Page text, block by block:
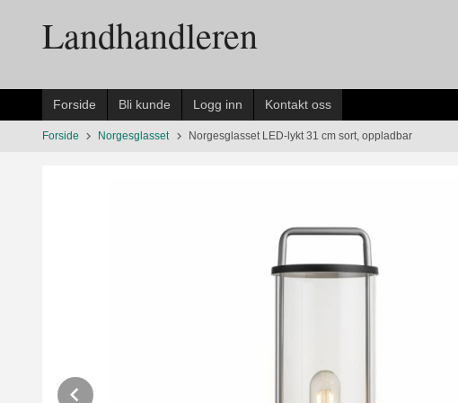
innholdetLandhandleren
Forside Bli kunde Logg inn Kontakt oss
Forside Norgesglasset Norgesglasset LED-lykt 31 cm sort, oppladbar